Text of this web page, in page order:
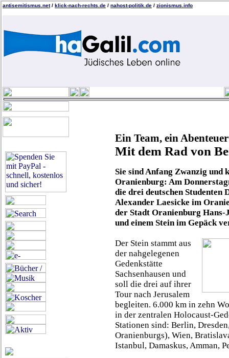
antisemitismus.net/ klick-nach-rechts.de / nahost-politik.de / zionismus.info
Ein Team, ein
Mit dem Rad von
Sie sind Anfang Zwanzig und
Oranienburg: Am
die drei deutschen Studenten
Alexander Laesicke im
der Stadt Oranienburg
und einem Stein im Gepäck
Der Stein stammt aus
der nahgelegenen
Gedenkstätte
Sachsenhausen und
soll die drei auf ihrer
Tour nach Jerusalem
begleiten. 6.000 km in zehn
in der zentralen Holocaust-
Stationen sind: Berlin,
Oranienburgs), Wien,
Istanbul, Damaskus, Amman,